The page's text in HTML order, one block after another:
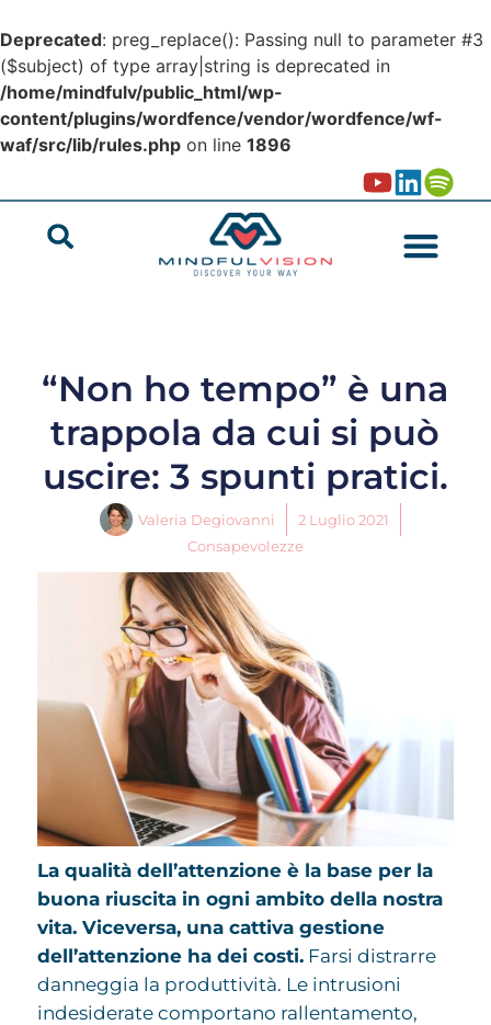
Deprecated: preg_replace(): Passing null to parameter #3
($subject) of type array|string is deprecated in
/home/mindfulv/public_html/wp-
content/plugins/wordfence/vendor/wordfence/wf-
waf/src/lib/rules.php on line 1896
“Non ho tempo” è una
trappola da cui si può
uscire: 3 spunti pratici.
Valeria Degiovanni
2 Luglio 2021
Consapevolezze
La qualità dell’attenzione è la base per la
buona riuscita in ogni ambito della nostra
vita. Viceversa, una cattiva gestione
dell’attenzione ha dei costi.Farsi distrarre
danneggia la produttività. Le intrusioni
indesiderate comportano rallentamento,